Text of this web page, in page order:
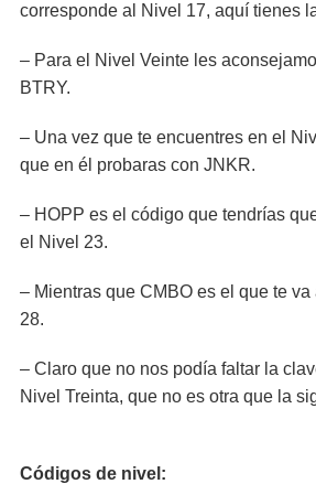
corresponde al Nivel 17, aquí tienes
– Para el Nivel Veinte les
BTRY.
– Una vez que te encuentres en el
que en él probaras con JNKR.
– HOPP es el código que tendrías
el Nivel 23.
– Mientras que CMBO es el que te va
28.
– Claro que no nos podía faltar la
Nivel Treinta, que no es otra que la
Códigos de nivel: